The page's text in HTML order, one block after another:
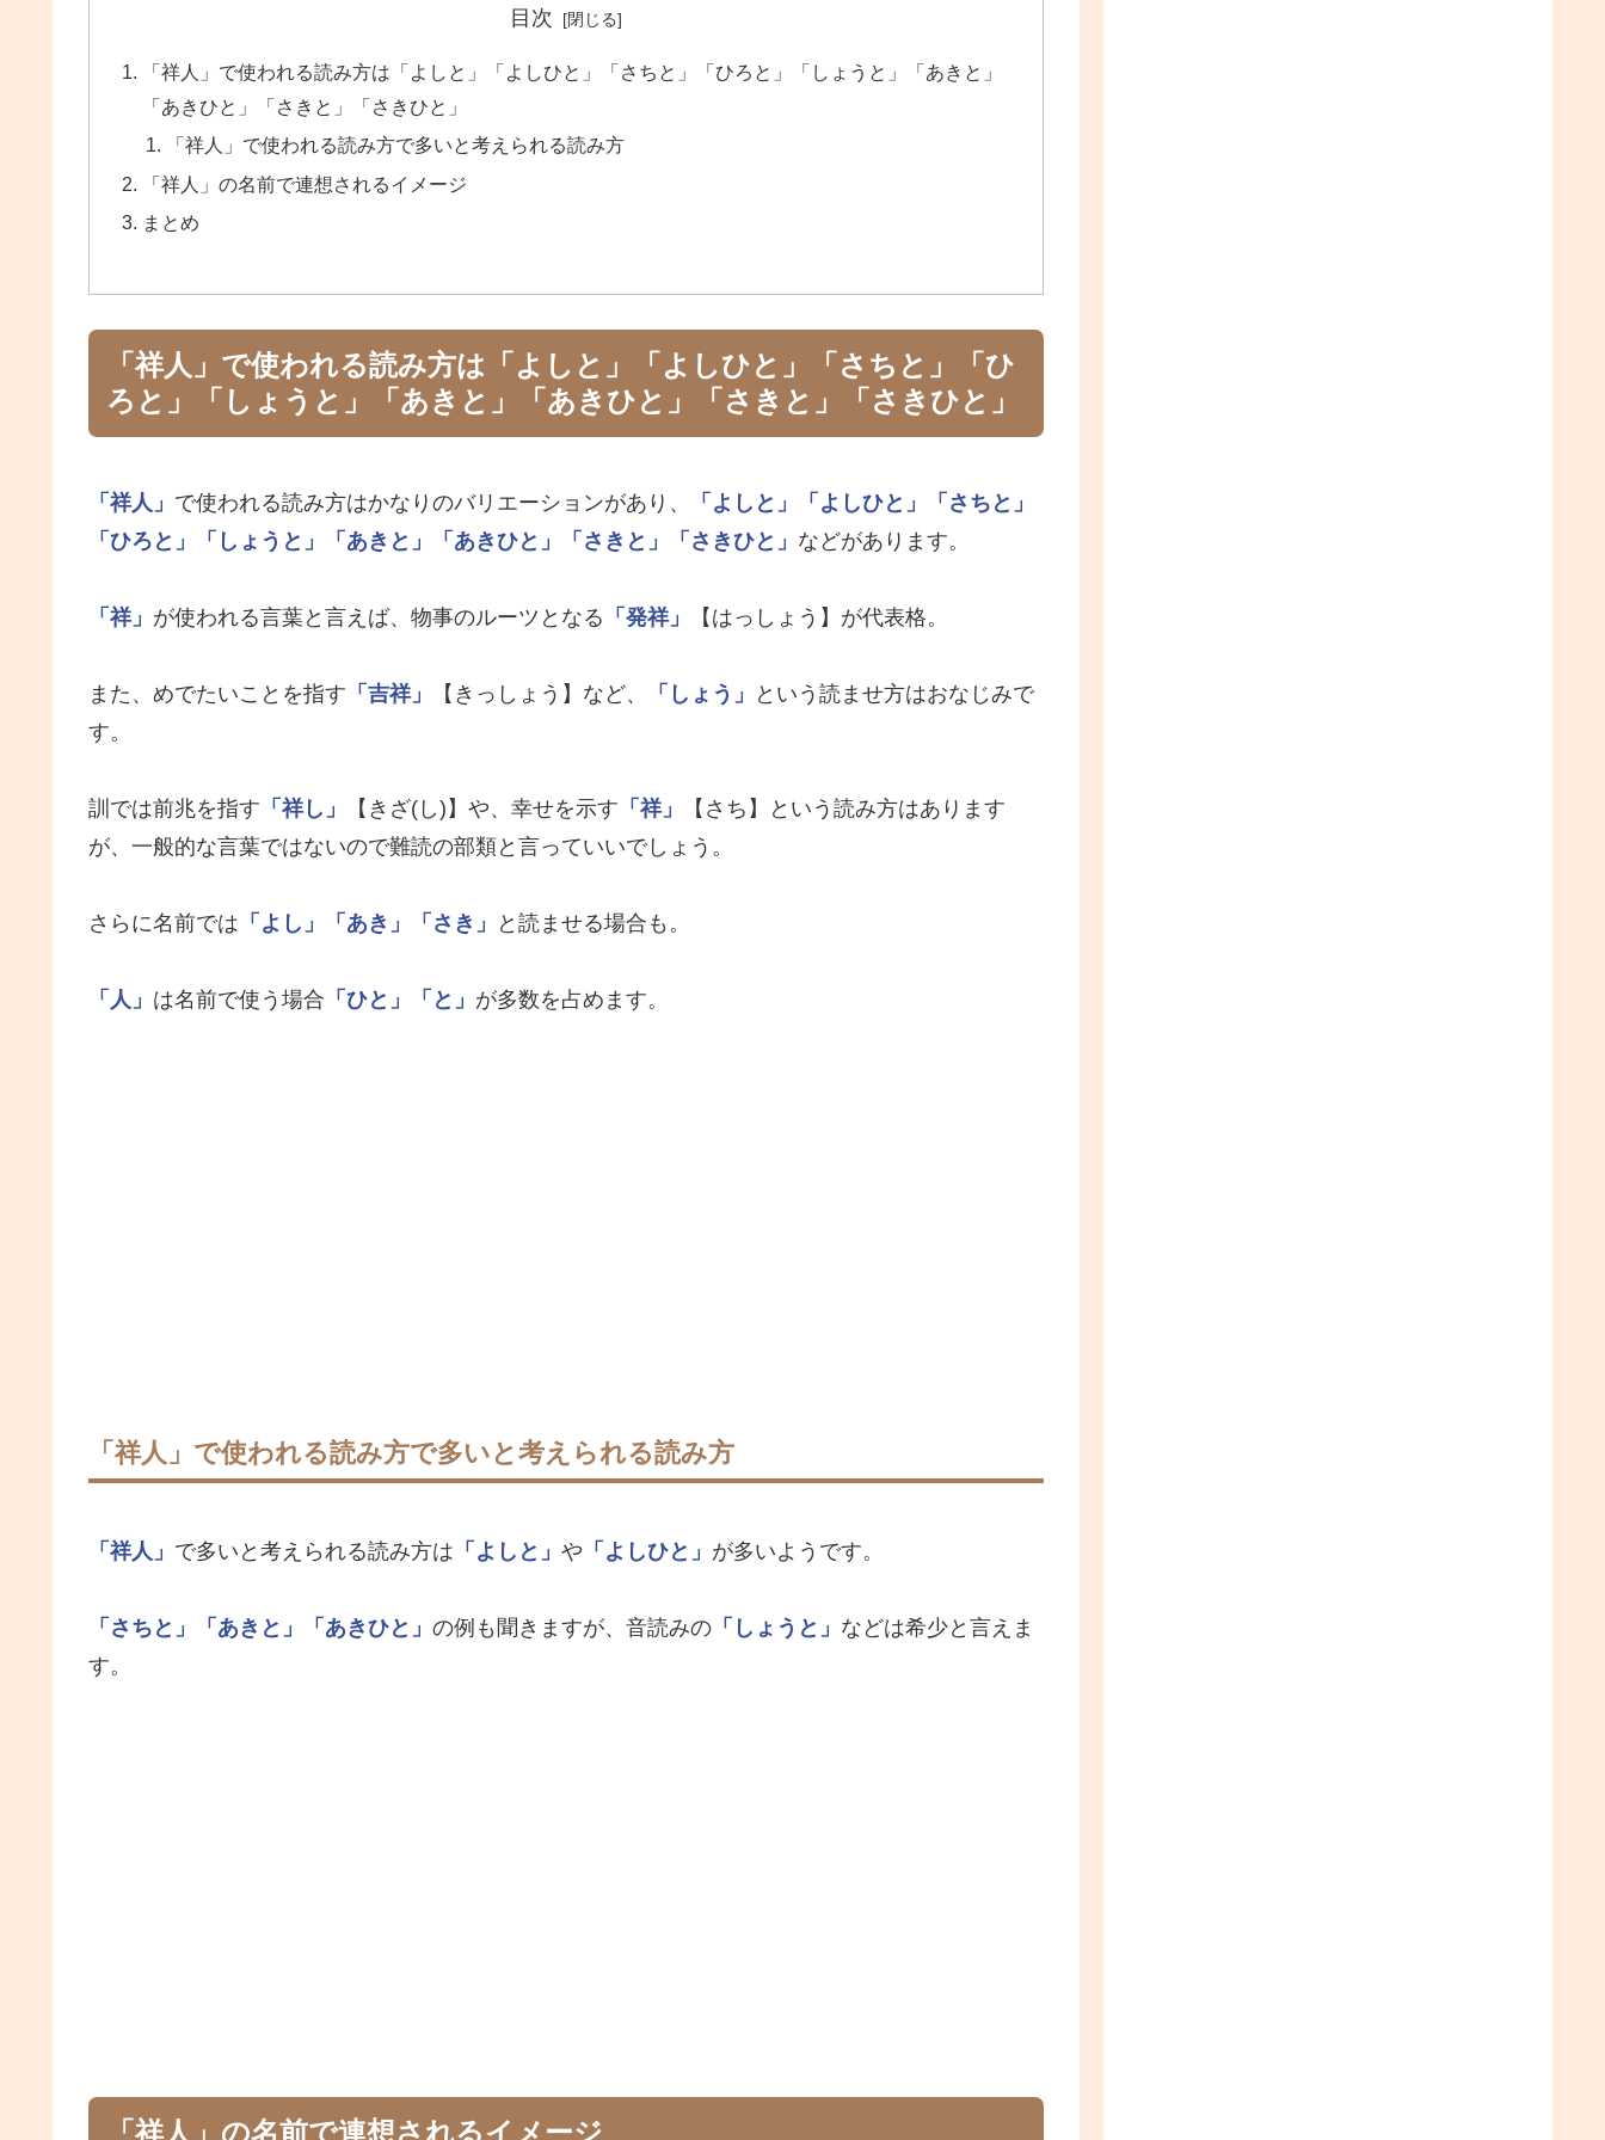
目次
「祥人」で使われる読み方は「よしと」「よしひと」「さちと」「ひろと」「しょうと」「あきと」
「あきひと」「さきと」「さきひと」
「祥人」で使われる読み方で多いと考えられる読み方
「祥人」の名前で連想されるイメージ
まとめ
「祥人」で使われる読み方は「よしと」「よしひと」「さちと」「ひ
ろと」「しょうと」「あきと」「あきひと」「さきと」「さきひと」
「祥人」 で使われる読み方はかなりのバリエーションがあり、 「よしと」 「よしひと」
「さちと」
「ひろと」
「しょうと」 「あきと」 「あきひと」 「さきと」 「さきひと」 などがあります。
「祥」 が使われる言葉と言えば、物事のルーツとなる 「発祥」 【はっしょう】が代表格。
また、めでたいことを指す 「吉祥」 【きっしょう】など、 「しょう」
という読ませ方はおなじみで
す。
訓では前兆を指す 「祥し」 【きざ(し)】や、幸せを示す 「祥」
【さち】という読み方はあります
が、一般的な言葉ではないので難読の部類と言っていいでしょう。
さらに名前では 「よし」 「あき」 「さき」 と読ませる場合も。
「人」 は名前で使う場合 「ひと」 「と」 が多数を占めます。
「祥人」で使われる読み方で多いと考えられる読み方
「祥人」 で多いと考えられる読み方は 「よしと」 や 「よしひと」 が多いようです。
「さちと」 「あきと」 「あきひと」 の例も聞きますが、音読みの 「しょうと」 などは希少と言えま
す。
「祥人」の名前で連想されるイメージ